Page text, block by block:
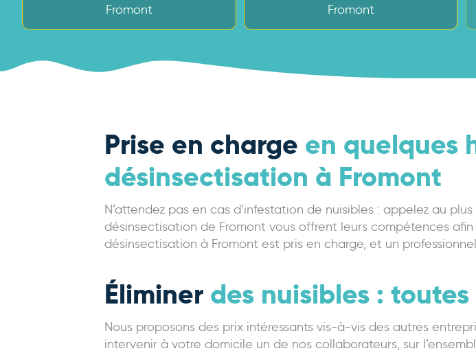
Fromont
Fromont
Prise en charge en quelques
désinsectisation à Fromont
N’attendez pas en cas d’infestation de nuisibles : appelez au
désinsectisation de Fromont vous offrent leurs compétences
désinsectisation à Fromont est pris en charge, et un
Éliminer des nuisibles :
Nous proposons des prix intéressants vis-à-vis des autres
intervenir à votre domicile un de nos collaborateurs, sur